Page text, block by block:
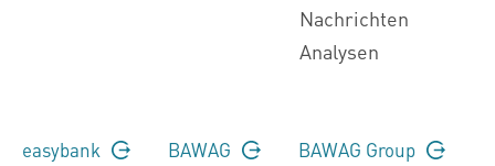
Nachrichten
Analysen
easybank BAWAG BAWAG Group